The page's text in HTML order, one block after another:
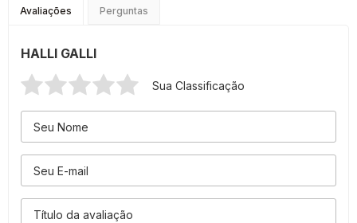
Avaliações Perguntas
HALLI GALLI
Sua Classificação